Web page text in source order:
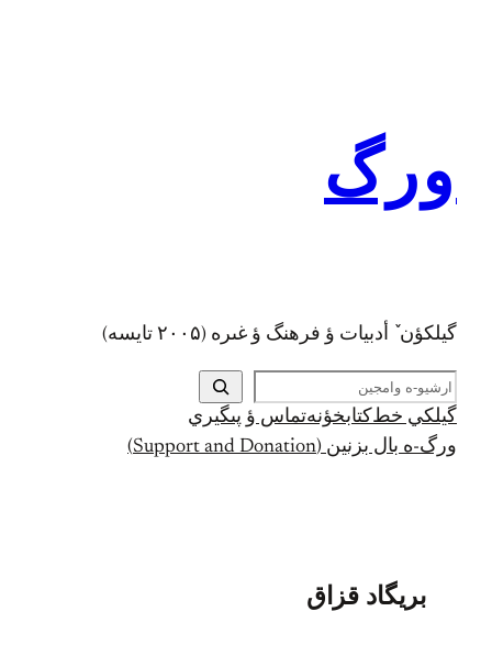
ورگ
گيلکؤن ٚ أدبیات ؤ فرهنگ ؤ غىره (۲۰۰۵ تايسه)
ج
س
ت
ج
گيلکي خط کتابخؤنهتماس ؤ پىگيري
ورگ-ه بال بزنين (Support and Donation)
بریگاد قزاق